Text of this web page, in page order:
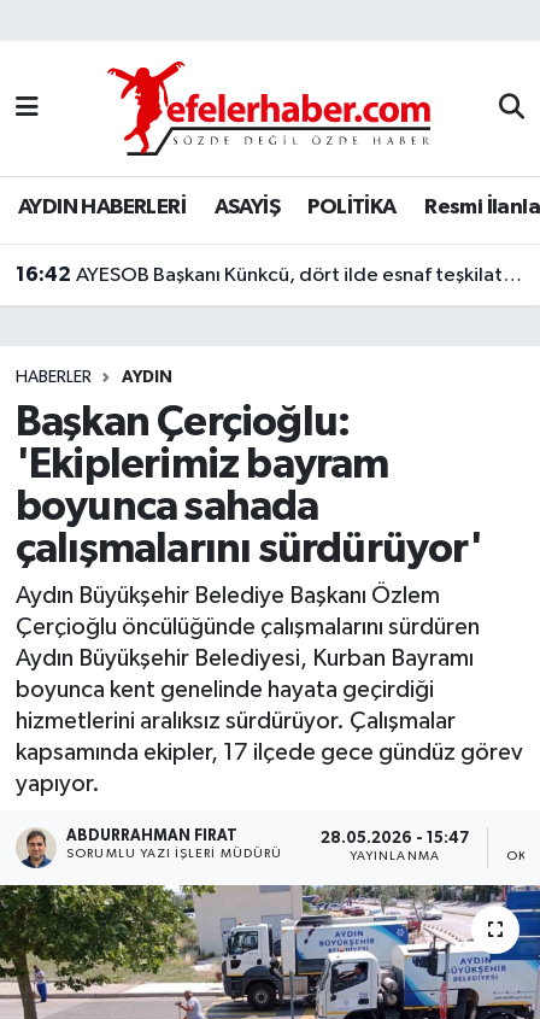
AYDIN HABERLERİ ASAYİŞ POLİTİKA Resmi
16:42 AYESOB Başkanı Künkcü, dört ilde esnaf teşkilatlarıyla buluştu
HABERLER AYDIN
Başkan Çerçioğlu:
'Ekiplerimiz bayram
boyunca sahada
çalışmalarını sürdürüyor'
Aydın Büyükşehir Belediye Başkanı Özlem
Çerçioğlu öncülüğünde çalışmalarını sürdüren
Aydın Büyükşehir Belediyesi, Kurban Bayramı
boyunca kent genelinde hayata geçirdiği
hizmetlerini aralıksız sürdürüyor. Çalışmalar
kapsamında ekipler, 17 ilçede gece gündüz görev
yapıyor.
ABDURRAHMAN FIRAT
SORUMLU YAZI İŞLERI MÜDÜRÜ
28.05.2026 - 15:47
YAYINLANMA
Nöbetçi Eczaneler
Hava Durumu
Aydin Namaz Vakitleri
Trafik Durumu
Son Dakika Haberleri
Haber Arşivi